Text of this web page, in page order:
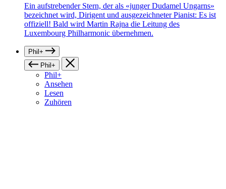
Ein aufstrebender Stern, der als «junger Dudamel Ungarns»
bezeichnet wird, Dirigent und ausgezeichneter Pianist: Es ist
offiziell! Bald wird Martin Rajna die Leitung des
Luxembourg Philharmonic übernehmen.
Phil+
Phil+
Phil+
Ansehen
Lesen
Zuhören